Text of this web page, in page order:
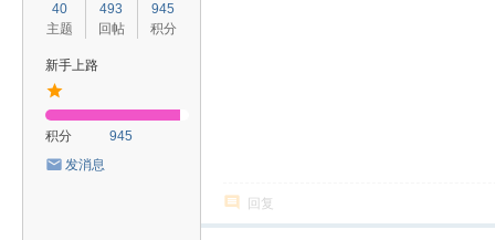
40
主题
493
回帖
945
积分
新手上路
积分
945
发消息
回复